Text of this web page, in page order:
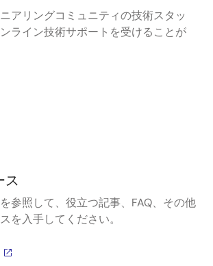
アリングコミュニティの技術スタッ
ライン技術サポートを受けることが
ス
参照して、役立つ記事、FAQ、その他
を入手してください。